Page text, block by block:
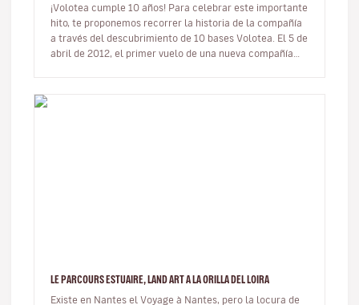
¡Volotea cumple 10 años! Para celebrar este importante
hito, te proponemos recorrer la historia de la compañía
a través del descubrimiento de 10 bases Volotea. El 5 de
abril de 2012, el primer vuelo de una nueva compañía
LE PARCOURS ESTUAIRE, LAND ART A LA ORILLA DEL LOIRA
Existe en Nantes el Voyage à Nantes, pero la locura de